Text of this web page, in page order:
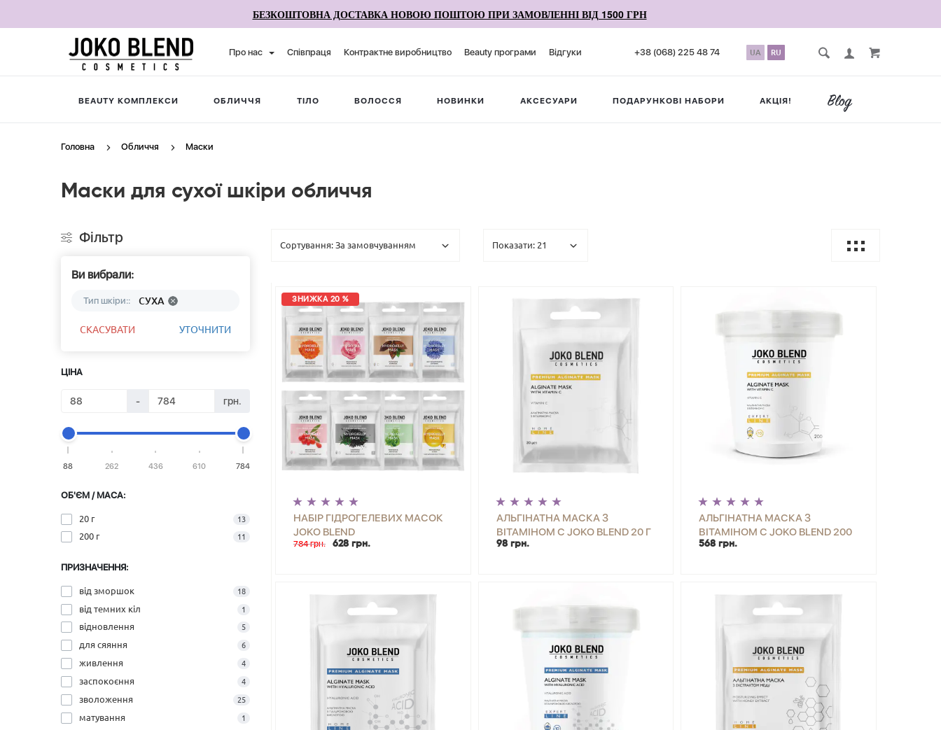
БЕЗКОШТОВНА ДОСТАВКА НОВОЮ ПОШТОЮ ПРИ ЗАМОВЛЕННІ ВІД 1500 ГРН
+38 (068) 225 48 74 UA RU
Про нас Співпраця Контрактне виробництво Beauty програми Відгуки
BEAUTY КОМПЛЕКСИ ОБЛИЧЧЯ ТІЛО ВОЛОССЯ НОВИНКИ АКСЕСУАРИ ПОДАРУНКОВІ НАБОРИ АКЦІЯ!
Головна Обличчя Маски
Маски для сухої шкіри обличчя
Фільтр
Ви вибрали:
Тип шкіри:: СУХА
СКАСУВАТИ УТОЧНИТИ
ЦІНА
- грн.
88 262 436 610 784
ОБ'ЄМ / МАСА:
20 г 13
200 г 11
ПРИЗНАЧЕННЯ:
від зморшок 18
від темних кіл 1
відновлення 5
для сяяння 6
живлення 4
заспокоєння 4
зволоження 25
матування 1
ЗНИЖКА 20 %
НАБІР ГІДРОГЕЛЕВИХ МАСОК
JOKO BLEND
784 грн. 628 грн.
- +
АЛЬГІНАТНА МАСКА З
ВІТАМІНОМ С JOKO BLEND 20 Г
98 грн.
-
АЛЬГІНАТНА МАСКА З
ВІТАМІНОМ С JOKO BLEND 200
Г
568 грн.
-